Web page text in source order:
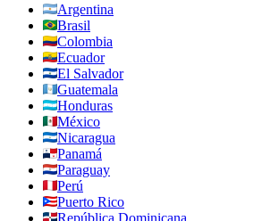
Argentina
Brasil
Colombia
Ecuador
El Salvador
Guatemala
Honduras
México
Nicaragua
Panamá
Paraguay
Perú
Puerto Rico
República Dominicana